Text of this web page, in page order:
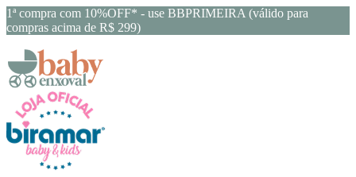
1ª compra com 10%OFF* - use BBPRIMEIRA (válido para
compras acima de R$ 299)